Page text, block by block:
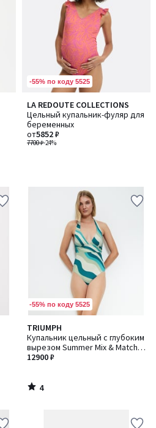
-55% по коду 5525
LA REDOUTE COLLECTIONS
Цельный купальник-фуляр для
беременных
7700 ₽-24%
от5852 ₽
-55% по коду 5525
TRIUMPH
Купальник цельный с глубоким
вырезом Summer Mix & Match /
Саммер Микс & Мэтч
12900 ₽
4
/
5
4
/